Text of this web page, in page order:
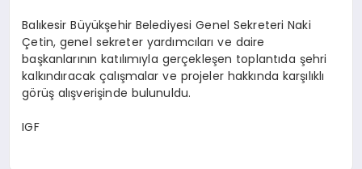
Balıkesir Büyükşehir Belediyesi Genel Sekreteri Naki
Çetin, genel sekreter yardımcıları ve daire
başkanlarının katılımıyla gerçekleşen toplantıda şehri
kalkındıracak çalışmalar ve projeler hakkında karşılıklı
görüş alışverişinde bulunuldu.
IGF